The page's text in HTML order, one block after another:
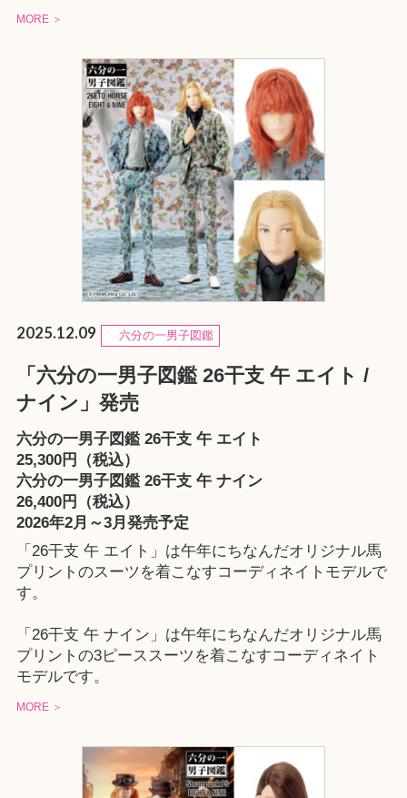
MORE ＞
2025.12.09 六分の一男子図鑑
「六分の一男子図鑑 26干支 午 エイト /
ナイン」発売
六分の一男子図鑑 26干支 午 エイト
25,300円（税込）
六分の一男子図鑑 26干支 午 ナイン
26,400円（税込）
2026年2月～3月発売予定
「26干支 午 エイト」は午年にちなんだオリジナル馬
プリントのスーツを着こなすコーディネイトモデルで
す。
「26干支 午 ナイン」は午年にちなんだオリジナル馬
プリントの3ピーススーツを着こなすコーディネイト
モデルです。
MORE ＞